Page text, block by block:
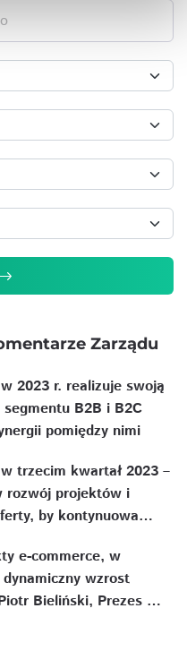
Zarządu
2023 r. realizuje swoją
B2B i B2C
pomiędzy nimi
trzecim kwartał 2023 –
rozwój projektów i
by kontynuowa…
e-commerce, w
wzrost
Bieliński, Prezes …